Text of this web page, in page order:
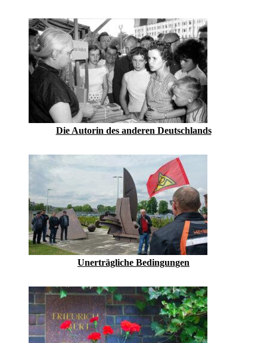
Die Autorin des anderen Deutschlands
Unerträgliche ­Bedingungen